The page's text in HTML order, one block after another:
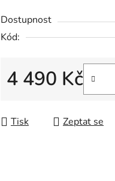
Dostupnost
Kód:
4 490 Kč
Tisk Zeptat se